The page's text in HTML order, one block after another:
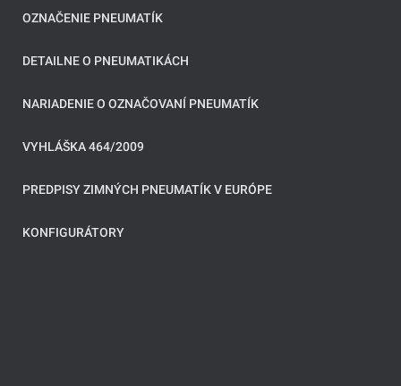
OZNAČENIE PNEUMATÍK
DETAILNE O PNEUMATIKÁCH
NARIADENIE O OZNAČOVANÍ PNEUMATÍK
VYHLÁŠKA 464/2009
PREDPISY ZIMNÝCH PNEUMATÍK V EURÓPE
KONFIGURÁTORY